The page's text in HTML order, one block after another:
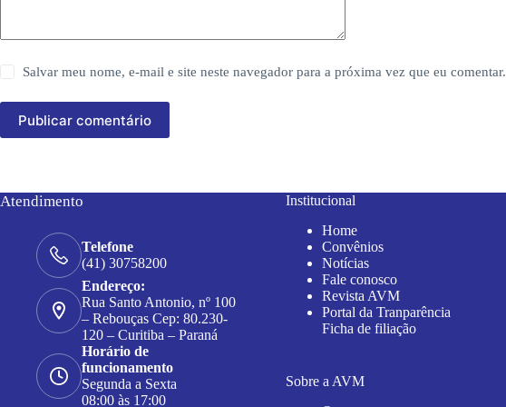
Salvar meu nome, e-mail e site neste navegador para a próxima vez que eu comentar.
Publicar comentário
Atendimento
Telefone
(41) 30758200
Endereço:
Rua Santo Antonio, nº 100
– Rebouças Cep: 80.230-
120 – Curitiba – Paraná
Horário de
funcionamento
Segunda a Sexta
08:00 às 17:00
Institucional
Home
Convênios
Notícias
Fale conosco
Revista AVM
Portal da Tranparência
Ficha de filiação
Sobre a AVM